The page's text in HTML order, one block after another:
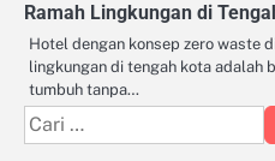
Ramah Lingkungan di
Hotel dengan konsep zero waste
lingkungan di tengah kota adalah
tumbuh tanpa…
Cari
untuk: